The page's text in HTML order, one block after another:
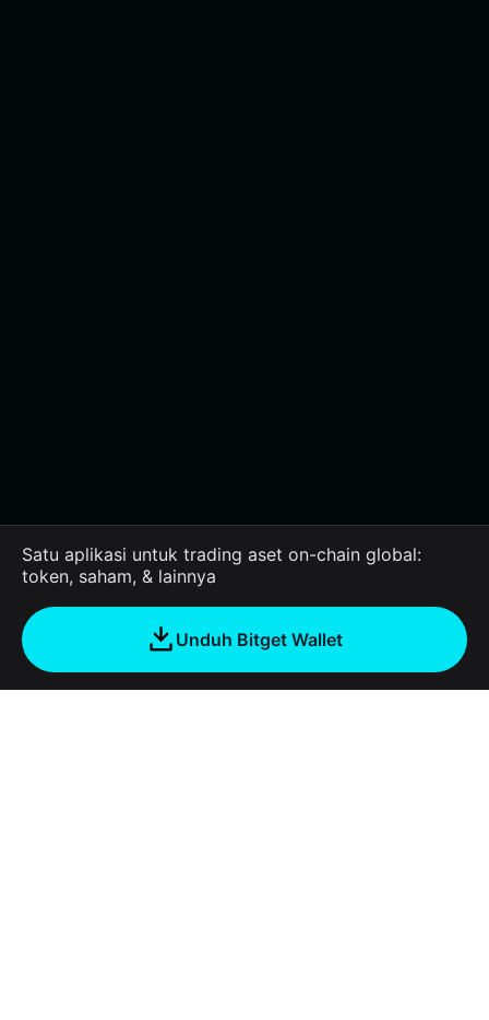
Satu aplikasi untuk trading aset on-chain global:
token, saham, & lainnya
Unduh Bitget Wallet